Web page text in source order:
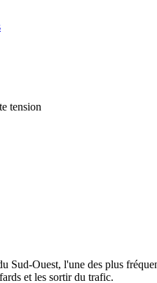
tension
Ouest, l'une des plus
et les sortir du trafic.